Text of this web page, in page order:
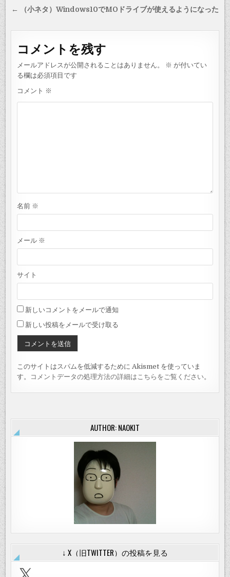
ナ
ビ
ゲ
ー
シ
ョ
ン
← （小ネタ）Windows10でMOドライブが使えるようになった
コメントを残す
メールアドレスが公開されることはありません。 ※ が付いてい
る欄は必須項目です
コメント ※
名前 ※
メール ※
サイト
新しいコメントをメールで通知
新しい投稿をメールで受け取る
このサイトはスパムを低減するために Akismet を使っていま
す。
コメントデータの処理方法の詳細はこちらをご覧ください。
AUTHOR: NAOKIT
↓ X（旧TWITTER）の投稿を見る
X